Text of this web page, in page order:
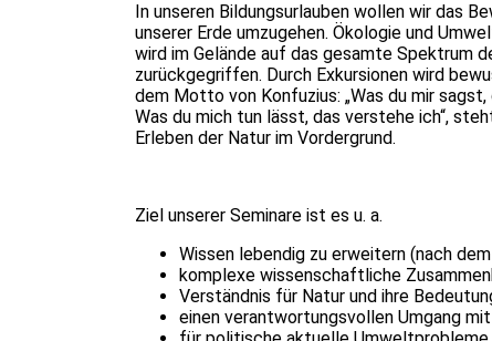
In unseren Bildungsurlauben wollen wir das
unserer Erde umzugehen. Ökologie und
wird im Gelände auf das gesamte Spektrum
zurückgegriffen. Durch Exkursionen wird
dem Motto von Konfuzius: „Was du mir
Was du mich tun lässt, das verstehe ich“,
Erleben der Natur im Vordergrund.
Ziel unserer Seminare ist es u. a.
Wissen lebendig zu erweitern (nach
komplexe wissenschaftliche
Verständnis für Natur und ihre
einen verantwortungsvollen Umgang